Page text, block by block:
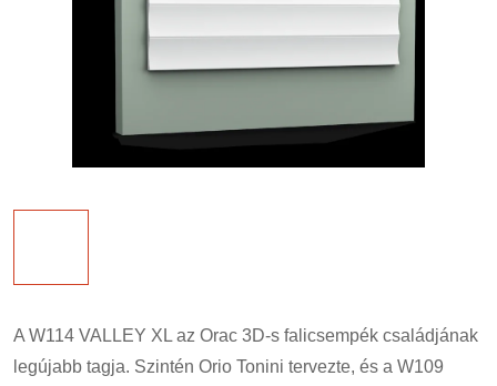
A W114 VALLEY XL az Orac 3D-s falicsempék családjának
legújabb tagja. Szintén Orio Tonini tervezte, és a W109